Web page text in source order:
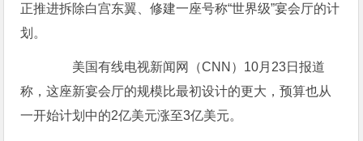
正推进拆除白宫东翼、修建一座号称“世界级”宴会厅的计
划。
美国有线电视新闻网（CNN）10月23日报道
称，这座新宴会厅的规模比最初设计的更大，预算也从
一开始计划中的2亿美元涨至3亿美元。